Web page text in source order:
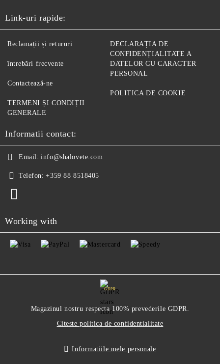
Link-uri rapide:
Reclamații și retururi
întrebări frecvente
Contactează-ne
TERMENI ȘI CONDIȚII
GENERALE
DECLARAȚIA DE
CONFIDENȚIALITATE A
DATELOR CU CARACTER
PERSONAL
POLITICA DE COOKIE
Informatii contact:
Email: info@shalovete.com
Telefon: +359 88 8518405
Working with
GDPR
Magazinul nostru respecta 100% prevederile GDPR.
Citeste politica de confidentialitate
Informatiile mele personale